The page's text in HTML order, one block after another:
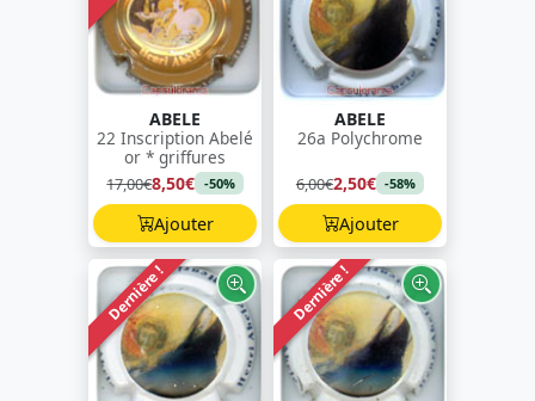
ABELE
22 Inscription Abelé
or * griffures
17,00€8,50€ -50%
Ajouter
ABELE
26a Polychrome
6,00€2,50€ -58%
Ajouter
Dernière ! Dernière !